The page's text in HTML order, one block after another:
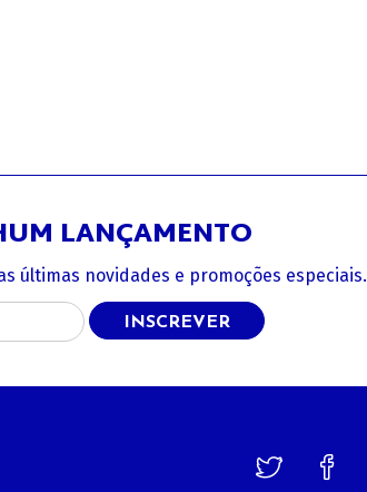
LANÇAMENTO
últimas novidades e promoções especiais.
INSCREVER